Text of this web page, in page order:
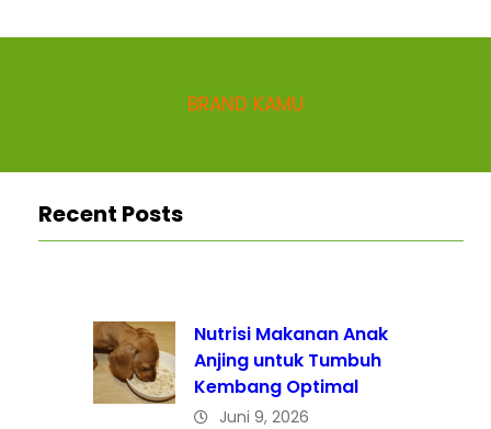
BRAND KAMU
Recent Posts
Nutrisi Makanan Anak
Anjing untuk Tumbuh
Kembang Optimal
Juni 9, 2026